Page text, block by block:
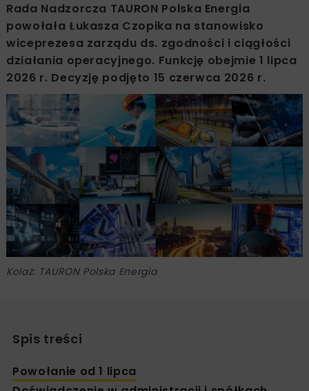
Rada Nadzorcza TAURON Polska Energia
powołała Łukasza Czopika na stanowisko
wiceprezesa zarządu ds. zgodności i ciągłości
działania operacyjnego. Funkcję obejmie 1 lipca
2026 r. Decyzję podjęto 15 czerwca 2026 r.
Kolaż: TAURON Polska Energia
Spis treści
Powołanie od 1 lipca